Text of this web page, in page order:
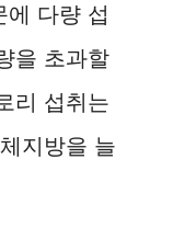
에 다량 섭
을 초과할
리 섭취는
지방을 늘